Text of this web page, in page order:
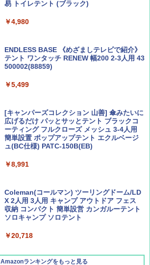
集】ボーイング110周年を祝して！
BE-PAL(ビ-パル) 2026年 9 月号【特別付録:
SOTO ミニマル"旅"財布 ランダム2種】
￥1,500
ァキア 2026～2027 地球の歩き方A ヨーロッ
￥2,277
新しい日本地理 地図・統計・移動から読み
解く (講談社現代新書)
￥1,540
易 トイレテント (ブラック)
￥4,980
ENDLESS BASE 《めざましテレビで紹介》
テント ワンタッチ RENEW 幅200 2-3人用 43
500002(88859)
￥5,499
[キャンパーズコレクション 山善] 傘みたいに
広げるだけ パッとサッとテント ブラックコ
ーティング フルクローズ メッシュ 3-4人用
簡単設置 ポップアップテント エクルベージ
ュ(BC仕様) PATC-150B(EB)
￥8,991
Coleman(コールマン) ツーリングドーム/LD
X 2人用 3人用 キャンプ アウトドア フェス
収納 コンパクト 簡単設営 カンガルーテント
ソロキャンプ ソロテント
￥20,718
Amazonランキングをもっと見る